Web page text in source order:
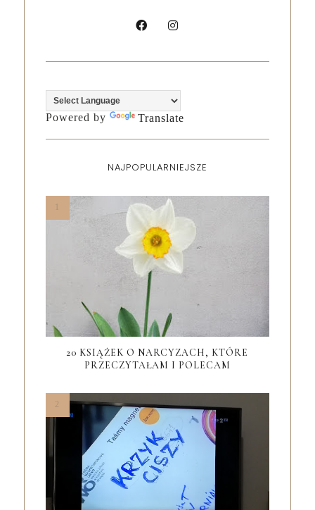
Powered by Translate
NAJPOPULARNIEJSZE
20 KSIĄŻEK O NARCYZACH, KTÓRE
PRZECZYTAŁAM I POLECAM